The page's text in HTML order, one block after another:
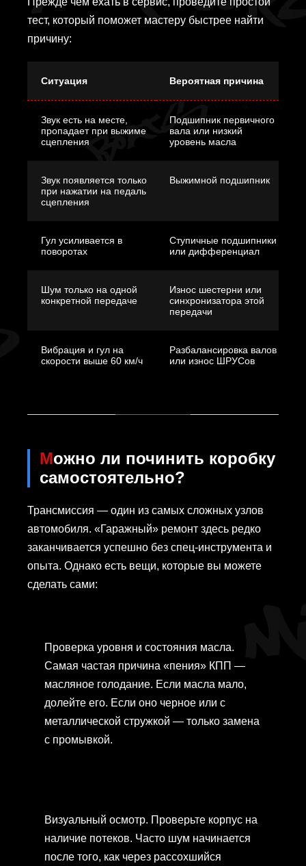
тест, который поможет мастеру быстрее найти
причину:
Ситуация Вероятная причина
Звук есть на месте,
пропадает при выжиме
сцепления
Подшипник первичного
вала или низкий
уровень масла
Звук появляется только
при нажатии на педаль
сцепления
Выжимной подшипник
Гул усиливается в
поворотах
Ступичные подшипники
или дифференциал
Шум только на одной
конкретной передаче
Износ шестерни или
синхронизатора этой
передачи
Вибрация и гул на
скорости выше 60 км/ч
Разбалансировка валов
или износ ШРУСов
Можно ли починить коробку
самостоятельно?
Трансмиссия — один из самых сложных узлов
автомобиля. «Гаражный» ремонт здесь редко
заканчивается успешно без спец-инструмента и
опыта. Однако есть вещи, которые вы можете
сделать сами:
Проверка уровня и состояния масла.
Самая частая причина «пения» КПП —
масляное голодание. Если масла мало,
долейте его. Если оно черное или с
металлической стружкой — только замена
с промывкой.
Визуальный осмотр. Проверьте корпус на
наличие потеков. Часто шум начинается
после того, как через рассохшийся